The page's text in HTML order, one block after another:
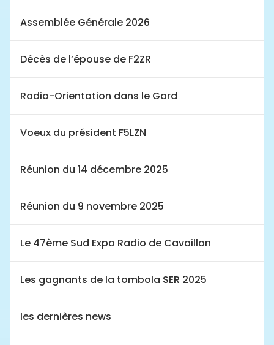
Assemblée Générale 2026
Décès de l’épouse de F2ZR
Radio-Orientation dans le Gard
Voeux du président F5LZN
Réunion du 14 décembre 2025
Réunion du 9 novembre 2025
Le 47ème Sud Expo Radio de Cavaillon
Les gagnants de la tombola SER 2025
les dernières news